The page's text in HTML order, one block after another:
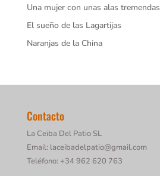
Una mujer con unas alas tremendas
El sueño de las Lagartijas
Naranjas de la China
Contacto
La Ceiba Del Patio SL
Email: laceibadelpatio@gmail.com
Teléfono: +34 962 620 763